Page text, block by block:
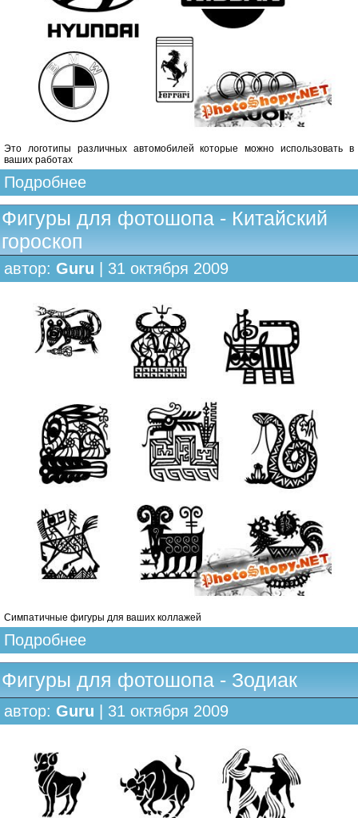
Это логотипы различных автомобилей которые можно использовать в
ваших работах
Подробнее
Фигуры для фотошопа - Китайский
гороскоп
автор: Guru | 31 октября 2009
Симпатичные фигуры для ваших коллажей
Подробнее
Фигуры для фотошопа - Зодиак
автор: Guru | 31 октября 2009